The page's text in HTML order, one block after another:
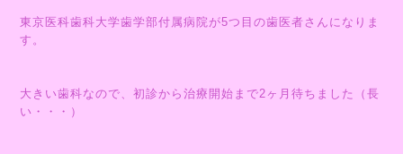
東京医科歯科大学歯学部付属病院が5つ目の歯医者さんになりま
す。
大きい歯科なので、初診から治療開始まで2ヶ月待ちました（長
い・・・）